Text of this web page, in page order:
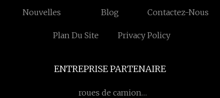
Nouvelles Blog Contactez-Nous
Plan Du Site Privacy Policy
ENTREPRISE PARTENAIRE
roues de camion